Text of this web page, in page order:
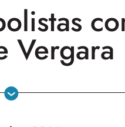
Vergara